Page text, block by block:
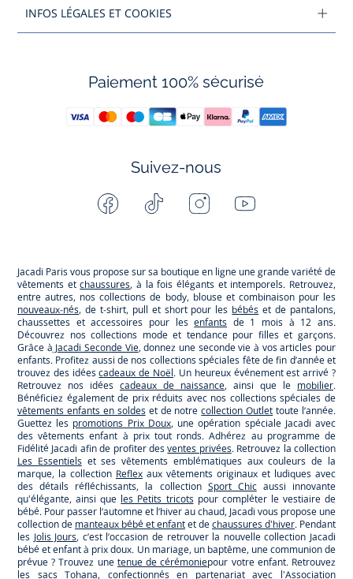
INFOS LÉGALES ET COOKIES
Paiement 100% sécurisé
Suivez-nous
Facebook Tiktok InstagramYoutube
Jacadi Paris vous propose sur sa boutique en ligne une grande variété de
vêtements etchaussures, à la fois élégants et intemporels. Retrouvez,
entre autres, nos collections de body, blouse et combinaison pour les
nouveaux-nés, de t-shirt, pull et short pour les bébés et de pantalons,
chaussettes et accessoires pour lesenfants de 1 mois à 12 ans.
Découvrez nos collections mode et tendance pour filles et garçons.
Grâce à Jacadi Seconde Vie, donnez une seconde vie à vos articles pour
enfants. Profitez aussi de nos collections spéciales fête de fin d’année et
trouvez des idéescadeaux de Noël. Un heureux événement est arrivé ?
Retrouvez nos idées cadeaux de naissance, ainsi que le mobilier.
Bénéficiez également de prix réduits avec nos collections spéciales de
vêtements enfants en soldeset de notrecollection Outlet toute l’année.
Guettez les promotions Prix Doux, une opération spéciale Jacadi avec
des vêtements enfant à prix tout ronds. Adhérez au programme de
Fidélité Jacadi afin de profiter desventes privées. Retrouvez la collection
Les Essentielset ses vêtements emblématiques aux couleurs de la
marque, la collection Reflex aux vêtements originaux et ludiques avec
des détails réfléchissants, la collection Sport Chicaussi innovante
qu'élégante, ainsi que les Petits tricotspour compléter le vestiaire de
bébé. Pour passer l’automne et l’hiver au chaud, Jacadi vous propose une
collection de manteaux bébé et enfantet dechaussures d'hiver. Pendant
les Jolis Jours, c’est l’occasion de retrouver la nouvelle collection Jacadi
bébé et enfant à prix doux. Un mariage, un baptême, une communion de
prévue ? Trouvez une tenue de cérémoniepour votre enfant. Retrouvez
les sacsTohana, confectionnés en partenariat avec l'Association